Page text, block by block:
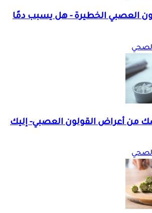
العصبي الخطيرة - هل يسبب دمًا
من أعراض القولون العصبي- إليك